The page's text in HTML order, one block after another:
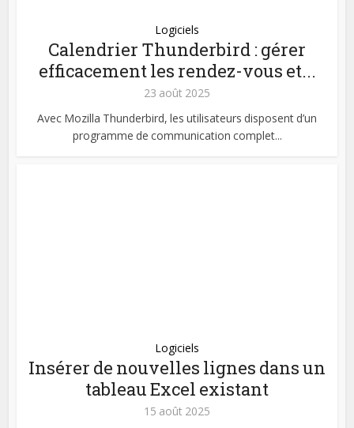
Logiciels
Calendrier Thunderbird : gérer
efficacement les rendez-vous et...
23 août 2025
Avec Mozilla Thunderbird, les utilisateurs disposent d’un
programme de communication complet...
Logiciels
Insérer de nouvelles lignes dans un
tableau Excel existant
15 août 2025